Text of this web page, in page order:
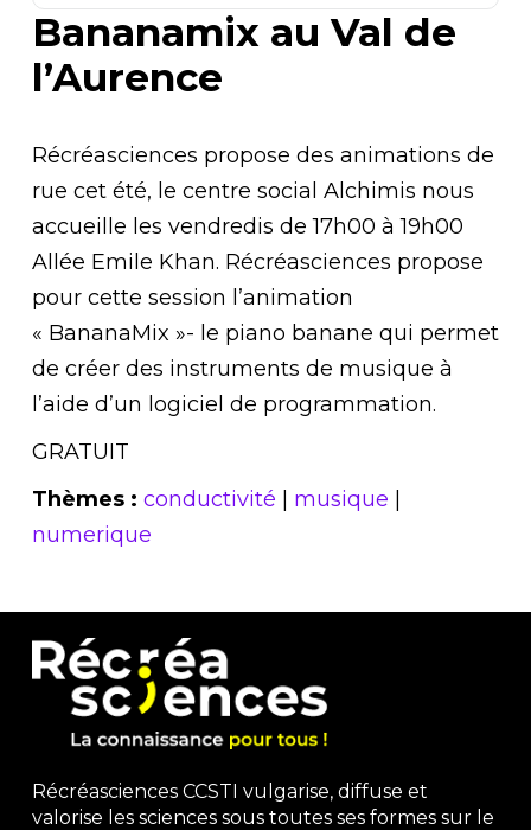
Bananamix au Val de
l’Aurence
Récréasciences propose des animations de
rue cet été, le centre social Alchimis nous
accueille les vendredis de 17h00 à 19h00
Allée Emile Khan. Récréasciences propose
pour cette session l’animation
« BananaMix »- le piano banane qui permet
de créer des instruments de musique à
l’aide d’un logiciel de programmation.
GRATUIT
Thèmes : conductivité musique
numerique
Récréasciences CCSTI vulgarise, diffuse et
valorise les sciences sous toutes ses formes sur le